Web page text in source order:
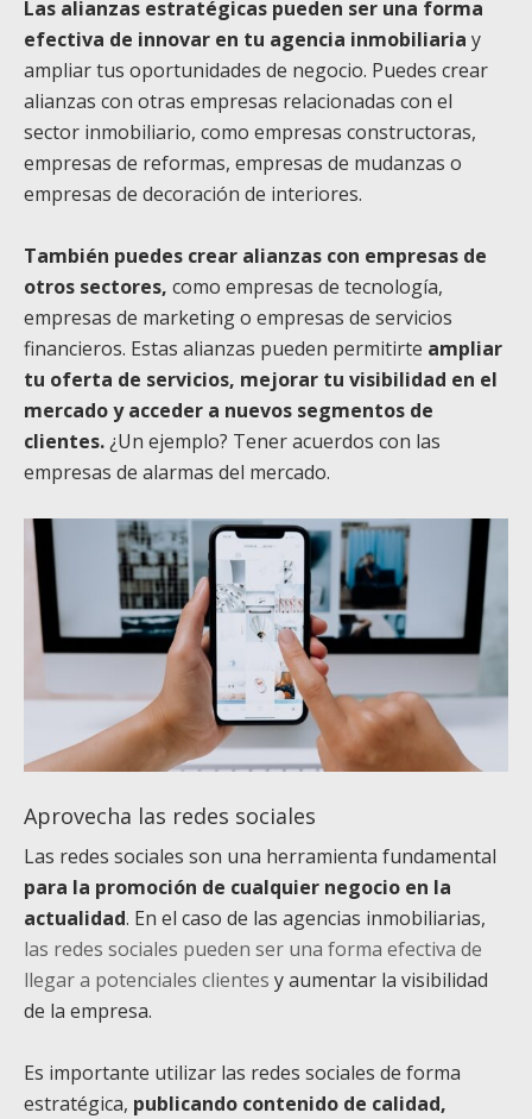
Las alianzas estratégicas pueden ser una forma
efectiva de innovar en tu agencia inmobiliaria y
ampliar tus oportunidades de negocio. Puedes crear
alianzas con otras empresas relacionadas con el
sector inmobiliario, como empresas constructoras,
empresas de reformas, empresas de mudanzas o
empresas de decoración de interiores.
También puedes crear alianzas con empresas de
otros sectores, como empresas de tecnología,
empresas de marketing o empresas de servicios
financieros. Estas alianzas pueden permitirte ampliar
tu oferta de servicios, mejorar tu visibilidad en el
mercado y acceder a nuevos segmentos de
clientes.¿Un ejemplo? Tener acuerdos con las
empresas de alarmas del mercado.
Aprovecha las redes sociales
Las redes sociales son una herramienta fundamental
para la promoción de cualquier negocio en la
actualidad. En el caso de las agencias inmobiliarias,
las redes sociales pueden ser una forma efectiva de
llegar a potenciales clientes y aumentar la visibilidad
de la empresa.
Es importante utilizar las redes sociales de forma
estratégica, publicando contenido de calidad,